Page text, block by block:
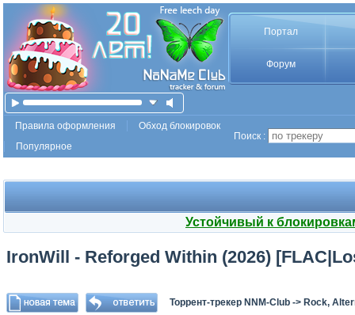
Портал
Форум
Правила оформления
Обход блокировок
Популярное
Поиск :
Устойчивый к
IronWill - Reforged Within (2026)
Торрент-трекер NNM-Club -> Rock,